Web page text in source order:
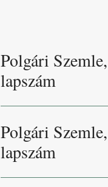
Polgári
lapszám
Polgári
lapszám